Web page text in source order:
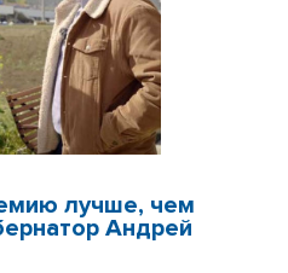
лучше, чем
Андрей